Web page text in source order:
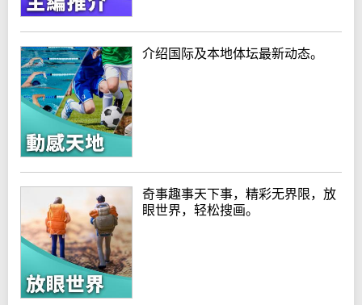
介绍国际及本地体坛最新动态。
奇事趣事天下事，精彩无界限，放
眼世界，轻松搜画。